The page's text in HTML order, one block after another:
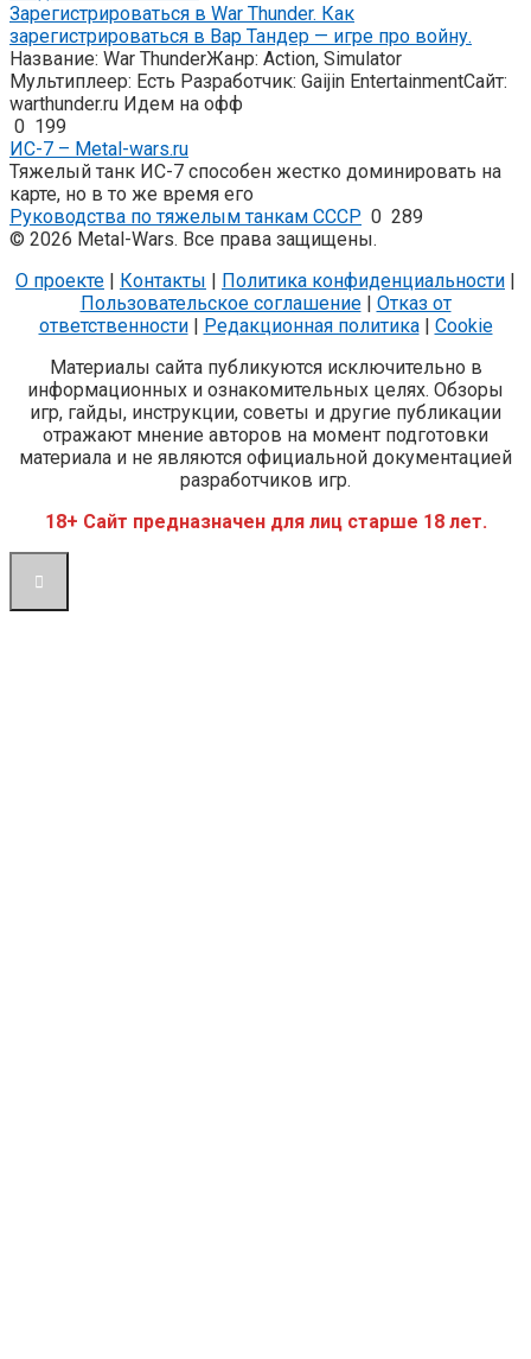
Зарегистрироваться в War Thunder. Как
зарегистрироваться в Вар Тандер — игре про войну.
Название: War ThunderЖанр: Action, Simulator
Мультиплеер: Есть Разработчик: Gaijin EntertainmentСайт:
warthunder.ru Идем на офф
0 199
ИС-7 – Metal-wars.ru
Тяжелый танк ИС-7 способен жестко доминировать на
карте, но в то же время его
Руководства по тяжелым танкам СССР 0 289
© 2026 Metal-Wars. Все права защищены.
О проекте | Контакты | Политика конфиденциальности |
Пользовательское соглашение| Отказ от
ответственности| Редакционная политика| Cookie
Материалы сайта публикуются исключительно в
информационных и ознакомительных целях. Обзоры
игр, гайды, инструкции, советы и другие публикации
отражают мнение авторов на момент подготовки
материала и не являются официальной документацией
разработчиков игр.
18+ Сайт предназначен для лиц старше 18 лет.